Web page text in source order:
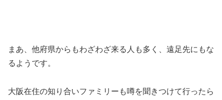
まあ、他府県からもわざわざ来る人も多く、遠足先にもな
るようです。
大阪在住の知り合いファミリーも噂を聞きつけて行ったら